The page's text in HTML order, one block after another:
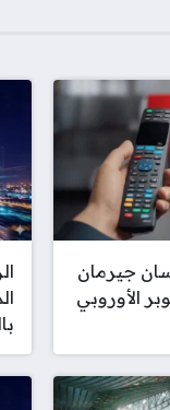
جيرمان
الأوروبي